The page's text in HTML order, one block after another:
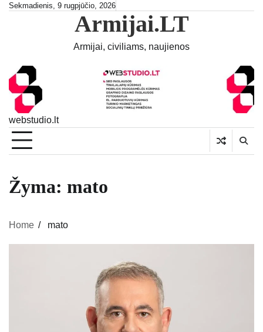
SkipSekmadienis, 9 rugpjūčio, 2026
Armijai.LT
Armijai, civiliams, naujienos
webstudio.lt
Žyma: mato
Home mato